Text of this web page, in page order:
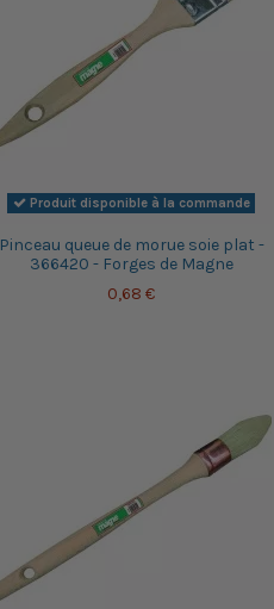
Produit disponible à la commande
Pinceau queue de morue soie plat -
366420 - Forges de Magne
0,68 €